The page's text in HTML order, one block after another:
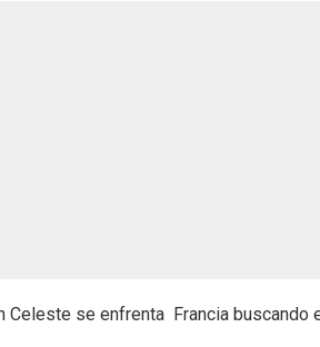
Celeste se enfrenta Francia buscando